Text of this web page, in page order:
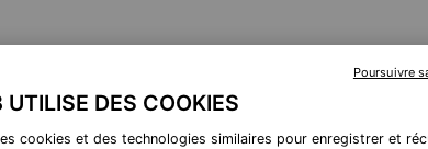
VOTRE ROUTINE
UTILISE DES COOKIES
cookies et des technologies similaires pour enregistrer et
Poursuivre